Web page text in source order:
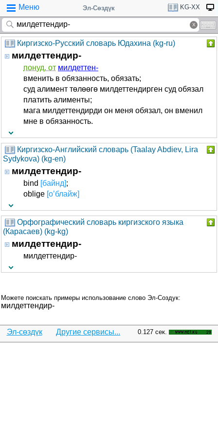
Меню Эл-Сөздүк KG-XX
Киргизско-Русский словарь Юдахина (kg-ru)
милдеттендир-
понуд. от милдеттен-
вменить в обязанность, обязать;
суд алимент төлөөгө милдеттендирген суд обязал
платить алименты;
мага милдеттендирди он меня обязал, он вменил
мне в обязанность.
Киргизско-Английский словарь (Taalay Abdiev, Lira
Sydykova) (kg-en)
милдеттендир-
bind [байнд];
oblige [о’блайж]
Орфографический словарь киргизского языка
(Карасаев) (kg-kg)
милдеттендир-
милдеттендир-
Можете поискать примеры использование слово Эл-Создук:
милдеттендир-
Эл-сөздүк Другие сервисы... 0.127 сек.